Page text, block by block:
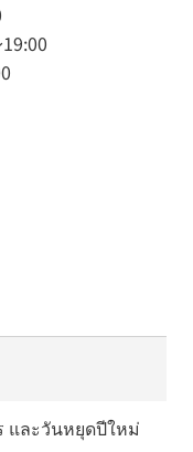
19:00
และวันหยุดปีใหม่